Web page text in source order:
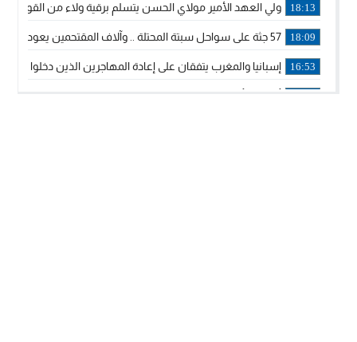
18:13 ولي العهد الأمير مولاي الحسن يتسلم برقية ولاء من القوات
18:09 57 جثة على سواحل سبتة المحتلة .. وآلاف المقتحمين يعودون إلى المغرب
16:53 إسبانيا والمغرب يتفقان على إعادة المهاجرين الذين دخلوا سبتة